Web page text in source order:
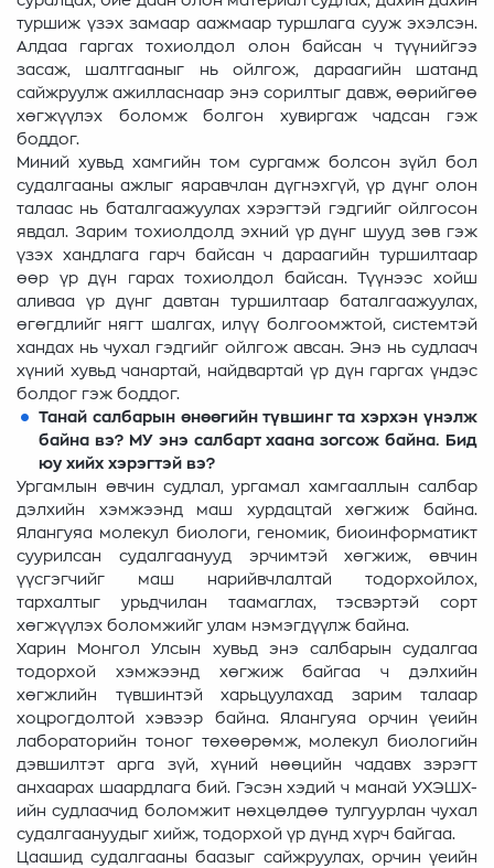
туршиж үзэх замаар аажмаар туршлага сууж эхэлсэн.
Алдаа гаргах тохиолдол олон байсан ч түүнийгээ
засаж, шалтгааныг нь ойлгож, дараагийн шатанд
сайжруулж ажилласнаар энэ сорилтыг давж, өөрийгөө
хөгжүүлэх боломж болгон хувиргаж чадсан гэж
боддог.
Миний хувьд хамгийн том сургамж болсон зүйл бол
судалгааны ажлыг яаравчлан дүгнэхгүй, үр дүнг олон
талаас нь баталгаажуулах хэрэгтэй гэдгийг ойлгосон
явдал. Зарим тохиолдолд эхний үр дүнг шууд зөв гэж
үзэх хандлага гарч байсан ч дараагийн туршилтаар
өөр үр дүн гарах тохиолдол байсан. Түүнээс хойш
аливаа үр дүнг давтан туршилтаар баталгаажуулах,
өгөгдлийг нягт шалгах, илүү болгоомжтой, системтэй
хандах нь чухал гэдгийг ойлгож авсан. Энэ нь судлаач
хүний хувьд чанартай, найдвартай үр дүн гаргах үндэс
болдог гэж боддог.
Танай салбарын өнөөгийн түвшинг та хэрхэн үнэлж
байна вэ? МУ энэ салбарт хаана зогсож байна. Бид
юу хийх хэрэгтэй вэ?
Ургамлын өвчин судлал, ургамал хамгааллын салбар
дэлхийн хэмжээнд маш хурдацтай хөгжиж байна.
Ялангуяа молекул биологи, геномик, биоинформатикт
суурилсан судалгаанууд эрчимтэй хөгжиж, өвчин
үүсгэгчийг маш нарийвчлалтай тодорхойлох,
тархалтыг урьдчилан таамаглах, тэсвэртэй сорт
хөгжүүлэх боломжийг улам нэмэгдүүлж байна.
Харин Монгол Улсын хувьд энэ салбарын судалгаа
тодорхой хэмжээнд хөгжиж байгаа ч дэлхийн
хөгжлийн түвшинтэй харьцуулахад зарим талаар
хоцрогдолтой хэвээр байна. Ялангуяа орчин үеийн
лабораторийн тоног төхөөрөмж, молекул биологийн
дэвшилтэт арга зүй, хүний нөөцийн чадавх зэрэгт
анхаарах шаардлага бий. Гэсэн хэдий ч манай УХЭШХ-
ийн судлаачид боломжит нөхцөлдөө тулгуурлан чухал
судалгаануудыг хийж, тодорхой үр дүнд хүрч байгаа.
Цаашид судалгааны баазыг сайжруулах, орчин үеийн